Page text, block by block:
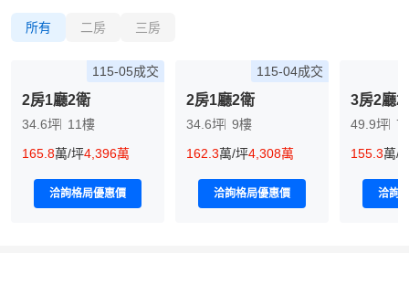
所有 二房 三房
115-05成交
2房1廳2衛
34.6坪 11樓
165.8萬/坪4,396萬
洽詢格局優惠價
115-04成交
2房1廳2衛
34.6坪 9樓
162.3萬/坪4,308萬
洽詢格局優惠價
3房2廳2
49.9坪 7
155.3萬/
洽詢